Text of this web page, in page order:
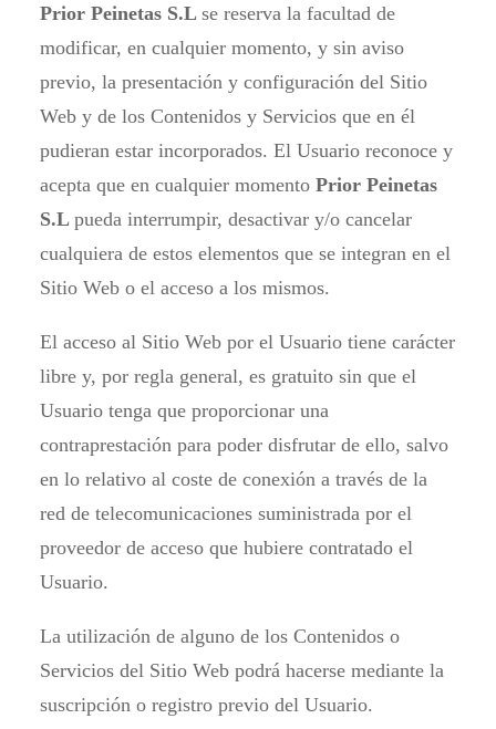
Prior Peinetas S.L se reserva la facultad de
modificar, en cualquier momento, y sin aviso
previo, la presentación y configuración del Sitio
Web y de los Contenidos y Servicios que en él
pudieran estar incorporados. El Usuario reconoce y
acepta que en cualquier momento Prior Peinetas
S.L pueda interrumpir, desactivar y/o cancelar
cualquiera de estos elementos que se integran en el
Sitio Web o el acceso a los mismos.
El acceso al Sitio Web por el Usuario tiene carácter
libre y, por regla general, es gratuito sin que el
Usuario tenga que proporcionar una
contraprestación para poder disfrutar de ello, salvo
en lo relativo al coste de conexión a través de la
red de telecomunicaciones suministrada por el
proveedor de acceso que hubiere contratado el
Usuario.
La utilización de alguno de los Contenidos o
Servicios del Sitio Web podrá hacerse mediante la
suscripción o registro previo del Usuario.